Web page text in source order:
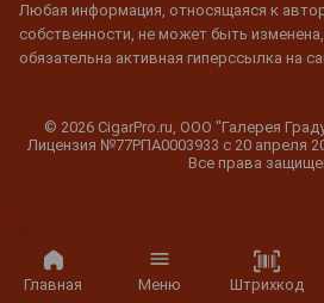
Главная Меню Штрихкод
Любая информация, относящаяся к
собственности, не может быть
обязательна активная гиперссылка на
© 2026 CigarPro.ru, ООО "Галерея
Лицензия №77РПА0003933 c 20 апреля
Все права